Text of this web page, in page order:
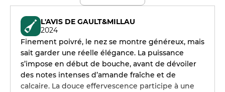
L'AVIS DE GAULT&MILLAU
2024
Finement poivré, le nez se montre généreux, mais
sait garder une réelle élégance. La puissance
s’impose en début de bouche, avant de dévoiler
des notes intenses d’amande fraîche et de
calcaire. La douce effervescence participe à une